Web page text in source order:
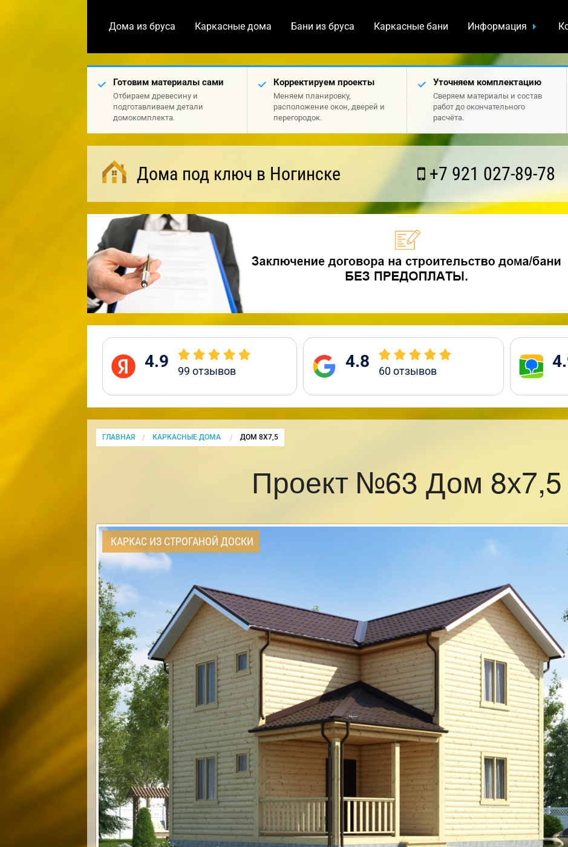
Дома из бруса Каркасные дома Бани из бруса Каркасные бани Информация
Готовим материалы сами
Отбираем древесину и
подготавливаем детали
домокомплекта.
Корректируем проекты
Меняем планировку,
расположение окон, дверей и
перегородок.
Уточняем комплектацию
Сверяем материалы и состав
работ до окончательного
расчёта.
Дома под ключ в Ногинске +7 921 027-89-78
4.9 99 отзывов 4.8 60отзывов
ГЛАВНАЯ КАРКАСНЫЕ ДОМА CURRENT:
ДОМ 8Х7,5
Проект №63 Дом 8х7,5
КАРКАС ИЗ СТРОГАНОЙ ДОСКИ